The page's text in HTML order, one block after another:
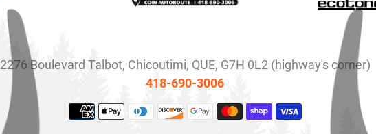
2276 Boulevard Talbot, Chicoutimi, QUE, G7H 0L2 (highway's corner)
418-690-3006
Payment